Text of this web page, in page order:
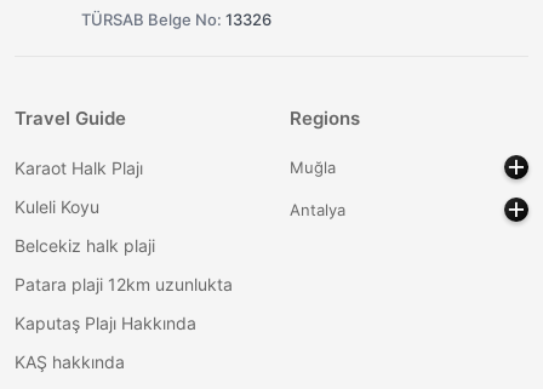
TÜRSAB Belge No: 13326
Travel Guide
Karaot Halk Plajı
Kuleli Koyu
Belcekiz halk plaji
Patara plaji 12km uzunlukta
Kaputaş Plajı Hakkında
KAŞ hakkında
Regions
Muğla
Antalya